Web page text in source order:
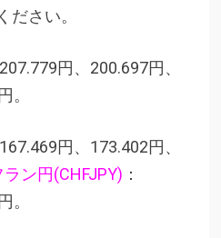
ださい。
207.779円、200.697円、
。
167.469円、173.402円、
ン円(CHFJPY) ：
。